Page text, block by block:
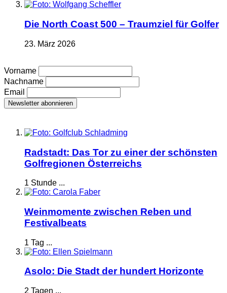
Die North Coast 500 – Traumziel für Golfer
23. März 2026
Vorname
Nachname
Email
Radstadt: Das Tor zu einer der schönsten
Golfregionen Österreichs
1 Stunde ...
Weinmomente zwischen Reben und
Festivalbeats
1 Tag ...
Asolo: Die Stadt der hundert Horizonte
2 Tagen ...